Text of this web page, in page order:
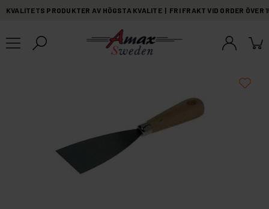
KVALITETS PRODUKTER AV HÖGSTA KVALITE | FRI FRAKT VID ORDER